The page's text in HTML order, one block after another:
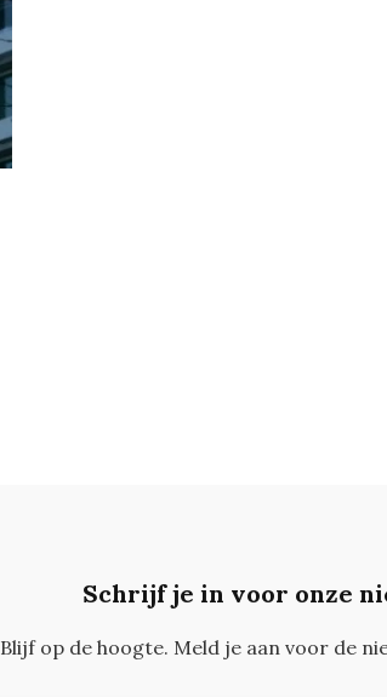
Schrijf je in voor onze
Blijf op de hoogte. Meld je aan voor de